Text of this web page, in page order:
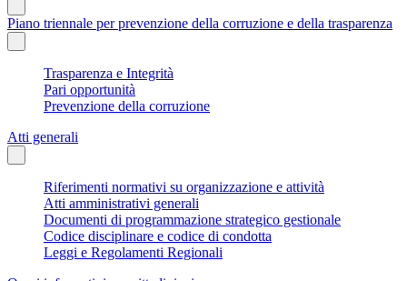
Piano triennale per prevenzione della corruzione e della trasparenza
Trasparenza e Integrità
Pari opportunità
Prevenzione della corruzione
Atti generali
Riferimenti normativi su organizzazione e attività
Atti amministrativi generali
Documenti di programmazione strategico gestionale
Codice disciplinare e codice di condotta
Leggi e Regolamenti Regionali